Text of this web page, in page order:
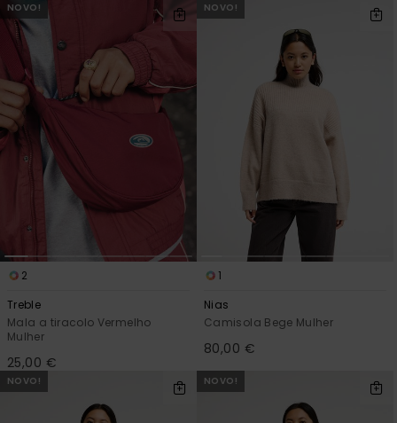
NOVO!
2
Treble
Mala a tiracolo Vermelho
Mulher
25,00 €
NOVO!
1
Nias
Camisola Bege Mulher
80,00 €
NOVO! NOVO!